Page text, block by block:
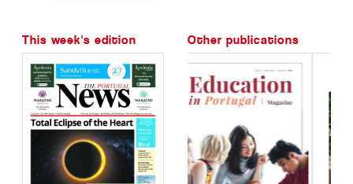
This week's edition Other publications